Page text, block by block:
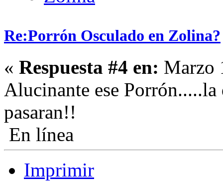
Re:Porrón Osculado en Zolina?
« Respuesta #4 en: Marzo
Alucinante ese Porrón.....la
pasaran!!
En línea
Imprimir